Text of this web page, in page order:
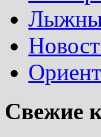
Свежие